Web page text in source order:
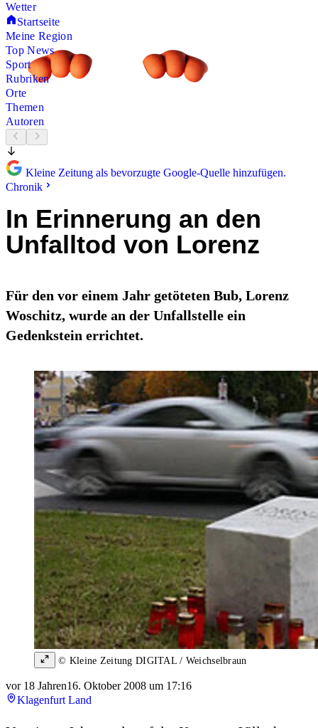
Wetter
Startseite
Meine Region
Top News
Sport
Rubriken
Orte
Themen
Autoren
Kleine Zeitung als bevorzugte Google-Quelle hinzufügen.
Chronik
In Erinnerung an den
Unfalltod von Lorenz
Für den vor einem Jahr getöteten Bub, Lorenz
Woschitz, wurde an der Unfallstelle ein
Gedenkstein errichtet.
© Kleine Zeitung DIGITAL / Weichselbraun
vor 18 Jahren16. Oktober 2008 um 17:16
Klagenfurt Land